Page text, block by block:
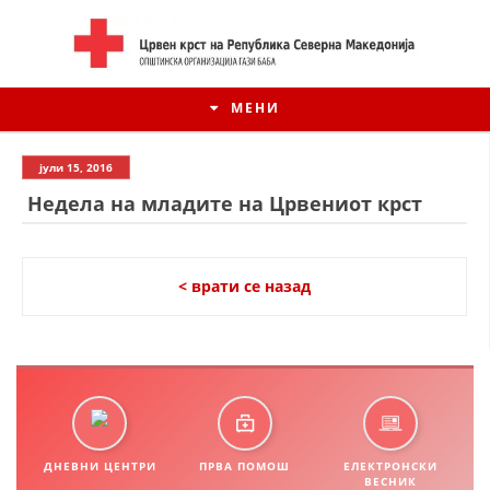
МЕНИ
ИСТОРИЈАТ НА ЦКРСМ
ИСТОРИЈАТ НА ДВИЖЕЊЕТО
јули 15, 2016
Недела на младите на Црвениот крст
< врати се назад
ДНЕВНИ ЦЕНТРИ ПРВА ПОМОШ
ЕЛЕКТРОНСКИ
ВЕСНИК